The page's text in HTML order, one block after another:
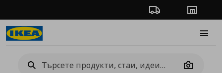
Проследяване на
Camera